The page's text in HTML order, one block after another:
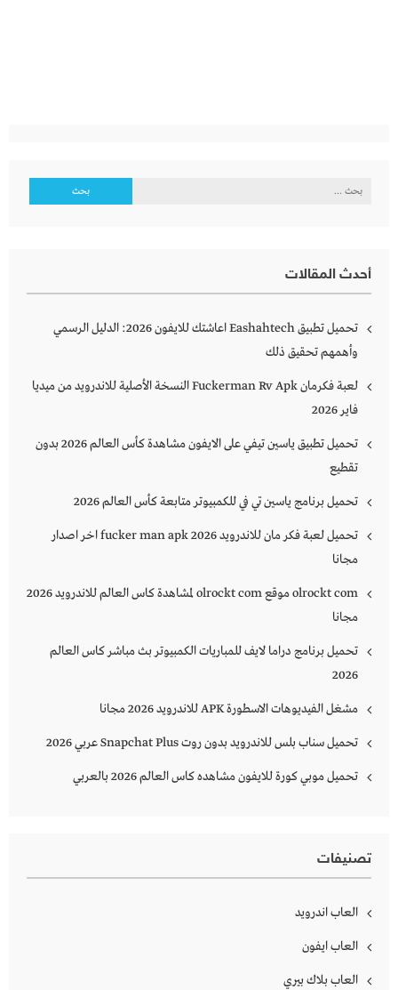
البحث
أحدث المقالات
تحميل تطبيق Eashahtech اعاشتك للايفون 2026: الدليل الرسمي
وأهمهم تحقيق ذلك
لعبة فكرمان Fuckerman Rv Apk النسخة الأصلية للاندرويد من ميديا
فاير 2026
تحميل تطبيق ياسين تيفي على الايفون مشاهدة كأس العالم 2026 بدون
تقطيع
تحميل برنامج ياسين تي في للكمبيوتر متابعة كأس العالم 2026
تحميل لعبة فكر مان للاندرويد 2026 fucker man apk اخر اصدار
مجانا
olrockt com موقع olrockt com لمشاهدة كاس العالم للاندرويد 2026
مجانا
تحميل برنامج دراما لايف للمباريات الكمبيوتر بث مباشر كاس العالم
2026
مشغل الفيديوهات الاسطورة APK للاندرويد 2026 مجانا
تحميل سناب بلس للاندرويد بدون روت Snapchat Plus‏ عربي 2026
تحميل موبي كورة للايفون مشاهده كاس العالم 2026 بالعربي
تصنيفات
العاب اندرويد
العاب ايفون
العاب بلاك بيري